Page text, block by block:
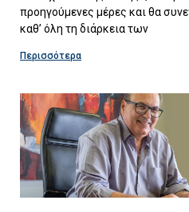
προηγούμενες μέρες και θα
καθ’ όλη τη διάρκεια των
Περισσότερα